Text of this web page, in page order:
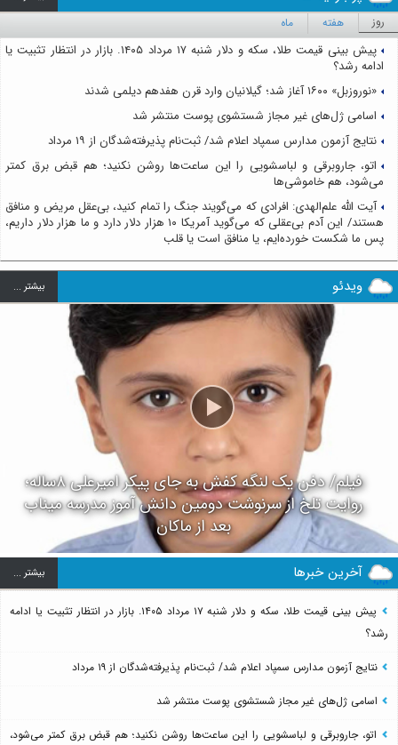
روز هفته ماه
پیش بینی قیمت طلا، سکه و دلار شنبه ۱۷ مرداد ۱۴۰۵. بازار در انتظار تثبیت یا
ادامه رشد؟
«نوروزبل» ۱۶۰۰ آغاز شد؛ گیلانیان وارد قرن هفدهم دیلمی شدند
اسامی ژل‌های غیر مجاز شستشوی پوست منتشر شد
نتایج آزمون مدارس سمپاد اعلام شد/ ثبت‌نام پذیرفته‌شدگان از ۱۹ مرداد
اتو، جاروبرقی و لباسشویی را این ساعت‌ها روشن نکنید؛ هم قبض برق کمتر
می‌شود، هم خاموشی‌ها
آیت الله علم‌الهدی: افرادی که می‌گویند جنگ را تمام کنید، بی‌عقل مریض و منافق
هستند/ این آدم بی‌عقلی که می‌گوید آمریکا ۱۰ هزار دلار دارد و ما هزار دلار داریم،
پس ما شکست خورده‌ایم، یا منافق است یا قلب
ویدئو بيشتر ...
فیلم/ دفن یک لنگه کفش به جای پیکر امیرعلی ۸ساله؛
روایت تلخ از سرنوشت دومین دانش آموز مدرسه میناب
بعد از ماکان
آخرین خبرها بيشتر ...
پیش بینی قیمت طلا، سکه و دلار شنبه ۱۷ مرداد ۱۴۰۵. بازار در انتظار تثبیت یا ادامه
رشد؟
نتایج آزمون مدارس سمپاد اعلام شد/ ثبت‌نام پذیرفته‌شدگان از ۱۹ مرداد
اسامی ژل‌های غیر مجاز شستشوی پوست منتشر شد
اتو، جاروبرقی و لباسشویی را این ساعت‌ها روشن نکنید؛ هم قبض برق کمتر می‌شود،